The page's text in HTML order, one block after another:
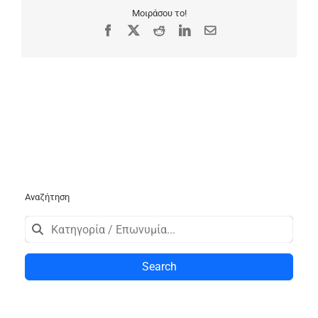
Μοιράσου το!
Facebook RedditLinkedIn
Email
Αναζήτηση
Search